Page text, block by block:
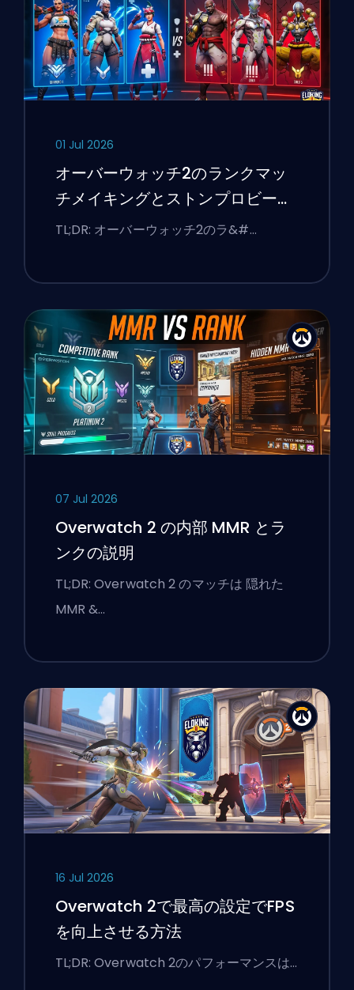
01 Jul 2026
オーバーウォッチ2のランクマッ
チメイキングとストンプロビーを
修正する方法
TL;DR: オーバーウォッチ2のラ&#…
07 Jul 2026
Overwatch 2 の内部 MMR とラ
ンクの説明
TL;DR: Overwatch 2 のマッチは 隠れた
MMR &…
16 Jul 2026
Overwatch 2で最高の設定でFPS
を向上させる方法
TL;DR: Overwatch 2のパフォーマンスは…